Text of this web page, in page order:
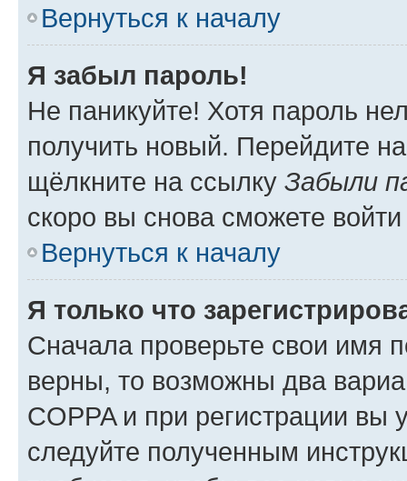
Вернуться к началу
Я забыл пароль!
Не паникуйте! Хотя пароль
получить новый. Перейдите
щёлкните на ссылку Забыли
скоро вы снова сможете
Вернуться к началу
Я только что
Сначала проверьте свои имя
верны, то возможны два
COPPA и при регистрации вы
следуйте полученным